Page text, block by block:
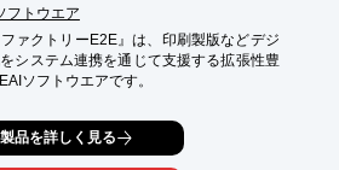
フトウエア
ファクトリーE2E』は、印刷製版などデジ
システム連携を通じて支援する拡張性豊
ソフトウエアです。
理同士を繋ぎ、一連の処理“プロセスフロ
ローの起動はクリック起動、定期実行、
製品を詳しく見る